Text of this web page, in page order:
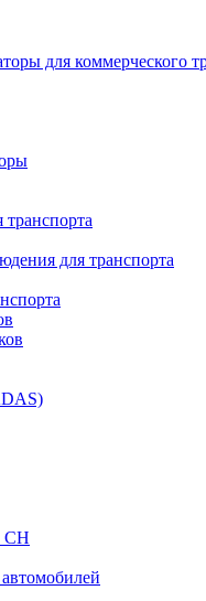
для коммерческого
для транспорта
CH